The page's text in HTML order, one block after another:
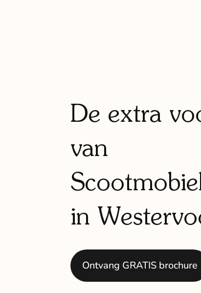
De extra
van
in
Ontvang GRATIS brochure